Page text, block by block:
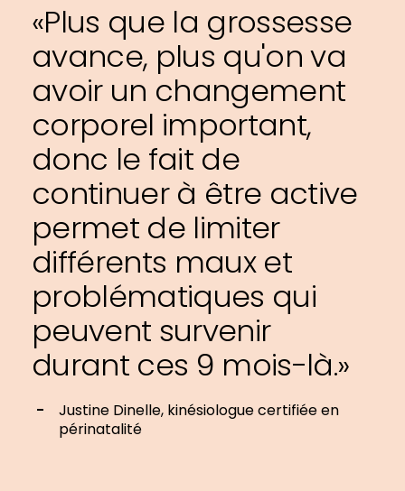
«Plus que la grossesse
avance, plus qu'on va
avoir un changement
corporel important,
donc le fait de
continuer à être active
permet de limiter
différents maux et
problématiques qui
peuvent survenir
durant ces 9 mois-là.»
Justine Dinelle, kinésiologue certifiée en
périnatalité